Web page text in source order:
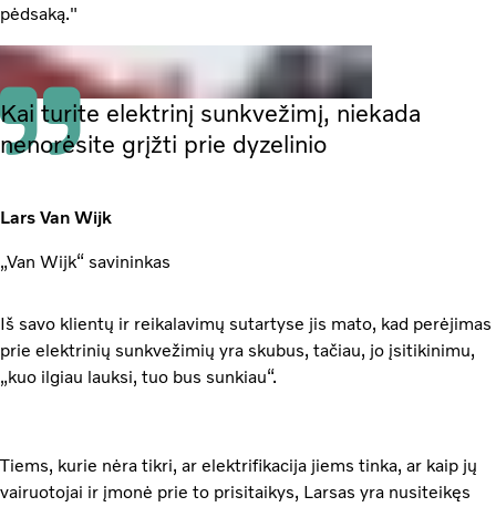
pėdsaką."
Kai turite elektrinį sunkvežimį, niekada
nenorėsite grįžti prie dyzelinio
Lars Van Wijk
„Van Wijk“ savininkas
Iš savo klientų ir reikalavimų sutartyse jis mato, kad perėjimas
prie elektrinių sunkvežimių yra skubus, tačiau, jo įsitikinimu,
„kuo ilgiau lauksi, tuo bus sunkiau“.
Tiems, kurie nėra tikri, ar elektrifikacija jiems tinka, ar kaip jų
vairuotojai ir įmonė prie to prisitaikys, Larsas yra nusiteikęs